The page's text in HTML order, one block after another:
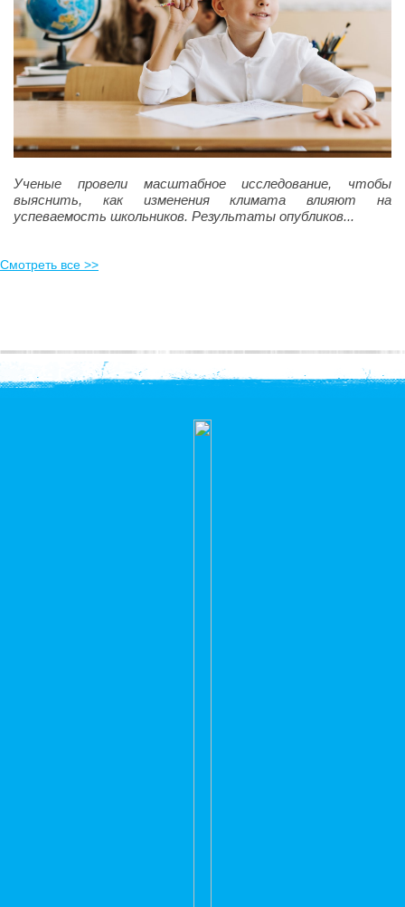
Ученые провели масштабное исследование, чтобы
выяснить, как изменения климата влияют на
успеваемость школьников. Результаты опубликов...
Смотреть все >>